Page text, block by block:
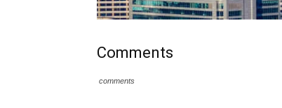
Comments
comments